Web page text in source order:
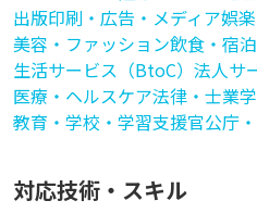
出版印刷・広告・メディア娯
美容・ファッション飲食・宿
生活サービス（BtoC） 法人サ
医療・ヘルスケア法律・士業
教育・学校・学習支援官公庁
対応技術・スキル